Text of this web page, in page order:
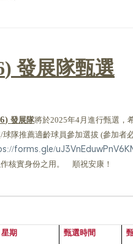
) 發展隊甄選
6)發展隊將於2025年4月進行甄選，
/球隊推薦適齡球員參加選拔 (參加者
forms.gle/
作核實身份之用。 順祝安康！
星期 甄選時間